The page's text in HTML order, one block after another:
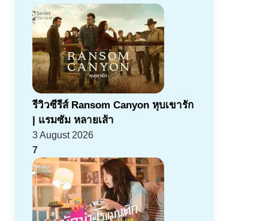
รีวิวซีรีส์ Ransom Canyon หุบเขารัก
| แรมซัม หลายเส้า
3 August 2026
7